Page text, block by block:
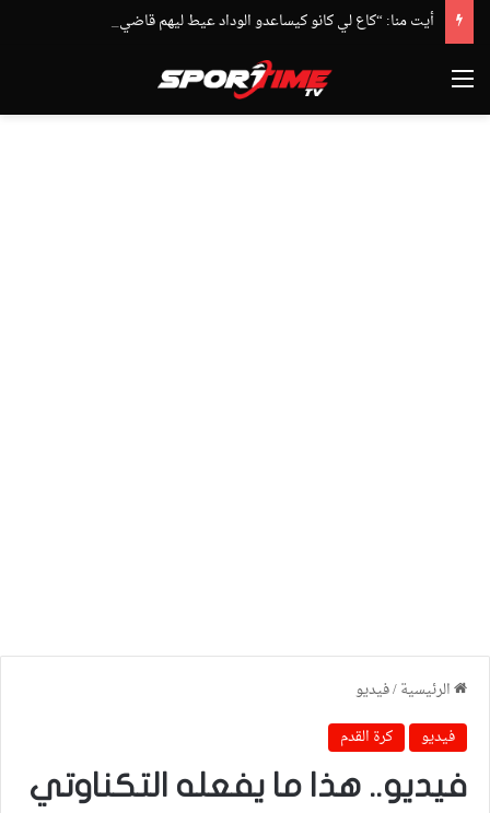
القائمة
الرئيسية/فيديو
فيديو
كرة القدم
فيديو.. هذا ما يفعله التكناوتي